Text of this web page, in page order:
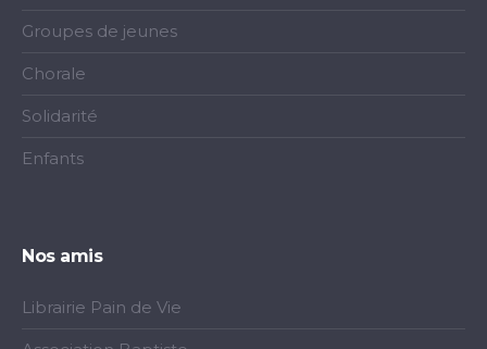
Groupes de jeunes
Chorale
Solidarité
Enfants
Nos amis
Librairie Pain de Vie